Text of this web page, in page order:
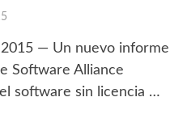
— Un nuevo informe
Software Alliance
software sin licencia …